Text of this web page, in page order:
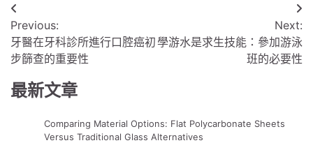
文
章
導
覽
Previous:
牙醫在牙科診所進行口腔癌初
步篩查的重要性
Next:
學游水是求生技能：參加游泳
班的必要性
最新文章
Comparing Material Options: Flat Polycarbonate Sheets
Versus Traditional Glass Alternatives